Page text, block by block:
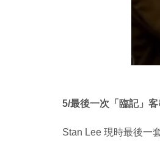
5/最後一次「臨記」客
Stan Lee 現時最後一